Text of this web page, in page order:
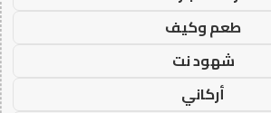
طعم وكيف
شهود نت
أركاني